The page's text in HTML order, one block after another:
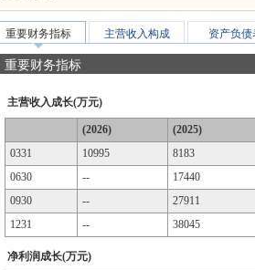
重要财务指标 主营收入构成 资产负债
重要财务指标
主营收入成长(万元)
(2026)
(2025)
0331
10995
8183
0630
--
17440
0930
--
27911
1231
-- 38045
净利润成长(万元)